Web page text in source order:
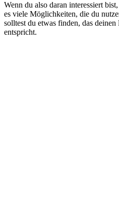
Wenn du also daran interessiert
es viele Möglichkeiten, die du
solltest du etwas finden, das
entspricht.